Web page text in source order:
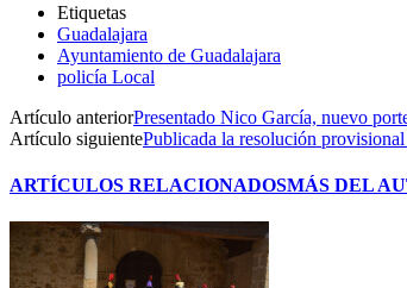
Etiquetas
Guadalajara
Ayuntamiento de Guadalajara
policía Local
Artículo anteriorPresentado Nico García, nuevo
Artículo siguientePublicada la resolución
ARTÍCULOS RELACIONADOSMÁS DEL